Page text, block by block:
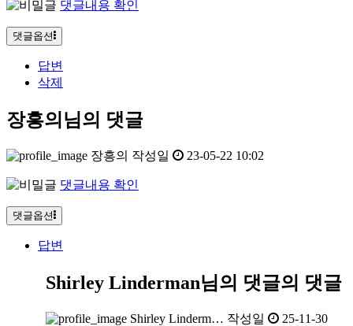
댓글내용 확인
댓글옵션
답변
삭제
장흥의님의 댓글
장흥의 작성일 23-05-22 10:02
댓글내용 확인
댓글옵션
답변
Shirley Linderman님의 댓글의 댓글
Shirley Linderm… 작성일
25-11-30